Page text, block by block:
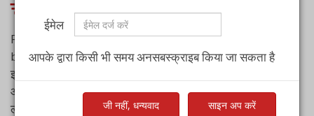
चंगाई हमारी है
Feb 26, 2023
by पास्टर आशीष रायचूर
इस संदेश में हम पाँच बाइबल आधारित कारण प्रस्तुत करते हैं जिनके
आधार पर हम पूर्ण विश्वास के साथ कह सकते हैं कि चंगाई परमेश्वर के
लोगों का अधिकार है। हम इन बातों पर प्रकाश डालते हैं: (1) दया का
ईमेल
आपके द्वारा किसी भी समय अनसबस्क्राइब किया जा सकता है
जी नहीं, धन्यवाद साइन अप करें